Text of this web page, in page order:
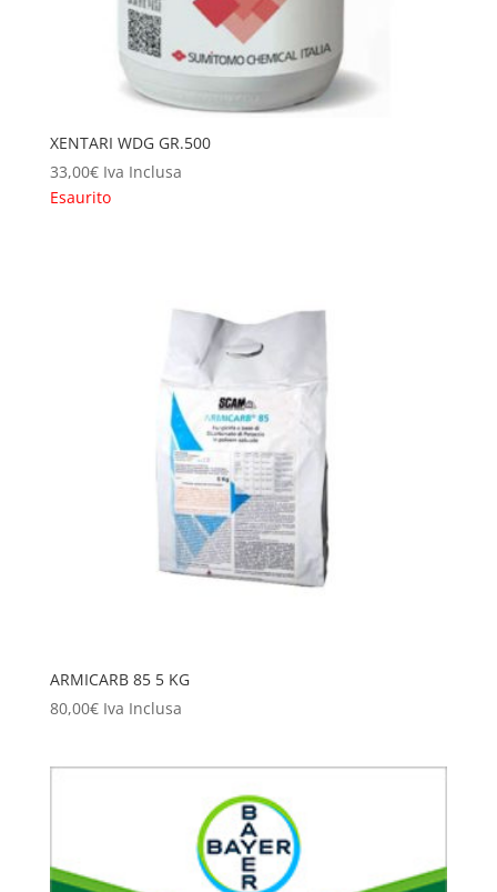
XENTARI WDG GR.500
33,00€ Iva Inclusa
Esaurito
ARMICARB 85 5 KG
80,00€ Iva Inclusa